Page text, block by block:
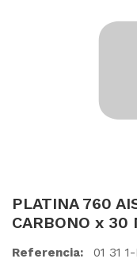
PLATINA 760
CARBONO x 30
Referencia: 01 31